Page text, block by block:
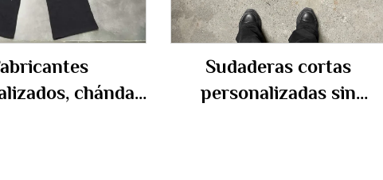
chándal
Sudaderas cortas
personalizadas sin